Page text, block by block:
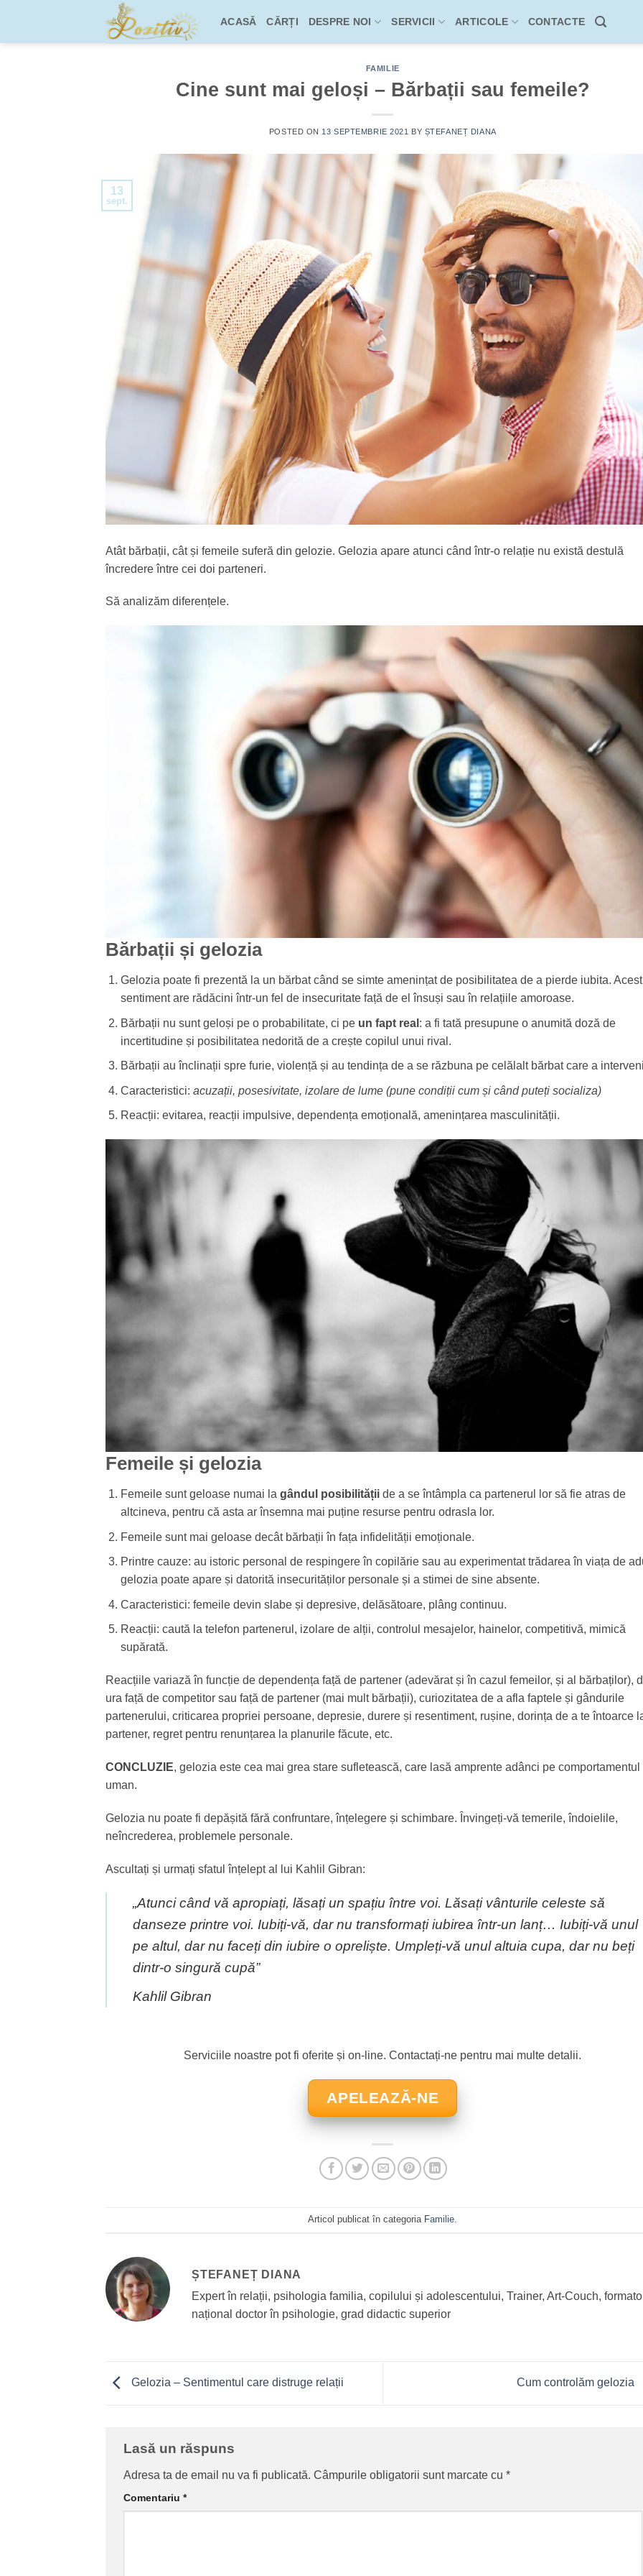
content
ACASĂ CĂRȚI DESPRE NOI SERVICII ARTICOLE CONTACTE
FAMILIE
Cine sunt mai geloși – Bărbații sau femeile?
POSTED ON 13 SEPTEMBRIE 2021 BY ȘTEFANEȚ DIANA
13
sept.
Atât bărbații, cât și femeile suferă din gelozie. Gelozia apare atunci când într-o relație nu există destulă
încredere între cei doi parteneri.
Să analizăm diferențele.
Bărbații și gelozia
Gelozia poate fi prezentă la un bărbat când se simte amenințat de posibilitatea de a pierde iubita. Acest
sentiment are rădăcini într-un fel de insecuritate față de el însuși sau în relațiile amoroase.
Bărbații nu sunt geloși pe o probabilitate, ci pe un fapt real : a fi tată presupune o anumită doză de
incertitudine și posibilitatea nedorită de a crește copilul unui rival.
Bărbații au înclinații spre furie, violență și au tendința de a se răzbuna pe celălalt bărbat care a
Caracteristici: acuzații, posesivitate, izolare de lume (pune condiții cum și când puteți socializa)
Reacții: evitarea, reacții impulsive, dependența emoțională, amenințarea masculinității.
Femeile și gelozia
Femeile sunt geloase numai la gândul posibilitățiide a se întâmpla ca partenerul lor să fie atras de
altcineva, pentru că asta ar însemna mai puține resurse pentru odrasla lor.
Femeile sunt mai geloase decât bărbații în fața infidelității emoționale.
Printre cauze: au istoric personal de respingere în copilărie sau au experimentat trădarea în viața de
gelozia poate apare și datorită insecurităților personale și a stimei de sine absente.
Caracteristici: femeile devin slabe și depresive, delăsătoare, plâng continuu.
Reacții: caută la telefon partenerul, izolare de alții, controlul mesajelor, hainelor, competitivă, mimică
supărată.
Reacțiile variază în funcție de dependența față de partener (adevărat și în cazul femeilor, și al bărbaților),
ura față de competitor sau față de partener (mai mult bărbații), curiozitatea de a afla faptele și gândurile
partenerului, criticarea propriei persoane, depresie, durere și resentiment, rușine, dorința de a te întoarce
partener, regret pentru renunțarea la planurile făcute, etc.
CONCLUZIE, gelozia este cea mai grea stare sufletească, care lasă amprente adânci pe comportamentul
uman.
Gelozia nu poate fi depășită fără confruntare, înțelegere și schimbare. Învingeți-vă temerile, îndoielile,
neîncrederea, problemele personale.
Ascultați și urmați sfatul înțelept al lui Kahlil Gibran:
„Atunci când vă apropiați, lăsați un spațiu între voi. Lăsați vânturile celeste să
danseze printre voi. Iubiți-vă, dar nu transformați iubirea într-un lanț… Iubiți-vă unul
pe altul, dar nu faceți din iubire o opreliște. Umpleți-vă unul altuia cupa, dar nu beți
dintr-o singură cupă”
Kahlil Gibran
Serviciile noastre pot fi oferite și on-line. Contactați-ne pentru mai multe detalii.
APELEAZĂ-NE
Articol publicat în categoria Familie.
ȘTEFANEȚ DIANA
Expert în relații, psihologia familia, copilului și adolescentului, Trainer, Art-Couch,
național doctor în psihologie, grad didactic superior
Gelozia – Sentimentul care distruge relații Cum controlăm gelozia
Lasă un răspuns
Adresa ta de email nu va fi publicată. Câmpurile obligatorii sunt marcate cu *
Comentariu *